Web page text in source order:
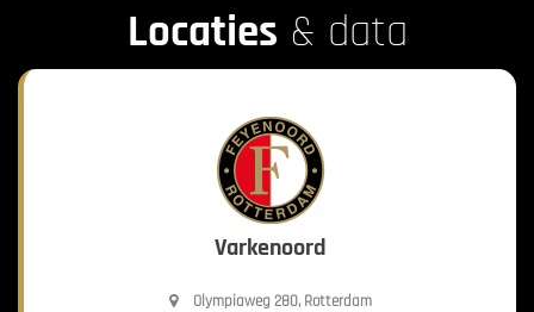
Locaties & data
Varkenoord
Olympiaweg 280, Rotterdam